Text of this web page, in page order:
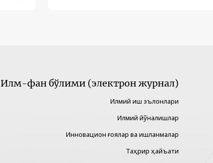
Илм-фан бўлими (электрон журнал)
Илмий иш эълонлари
Илмий йўналишлар
Инновацион ғоялар ва ишланмалар
Таҳрир ҳайъати